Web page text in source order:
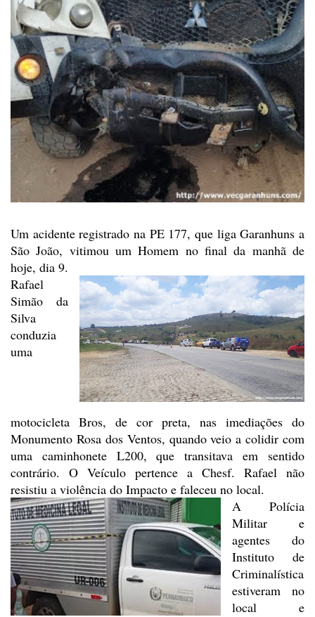
Um acidente registrado na PE177, que liga Garanhuns a
São João, vitimou um Homem no final da manhã de
hoje, dia 9.
Rafael
Simão da
Silva
conduzia
uma
motocicleta Bros, de cor preta, nas imediações do
Monumento Rosa dos Ventos, quando veio a colidir com
uma caminhonete L200, que transitava em sentido
contrário. O Veículo pertence a Chesf. Rafael não
resistiu a violência do Impacto e faleceu no local.
A Polícia
Militar e
agentes do
Instituto de
Criminalística
estiveram no
local e